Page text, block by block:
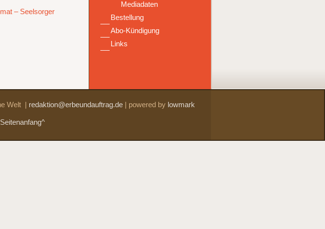
Mediadaten
Bestellung
Abo-Kündigung
Links
– Seelsorger
Welt redaktion@erbeundauftrag.de| powered by lowmark
Seitenanfang^